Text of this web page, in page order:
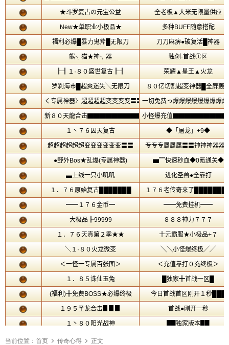
当前位置： 首页 传奇心得 正文